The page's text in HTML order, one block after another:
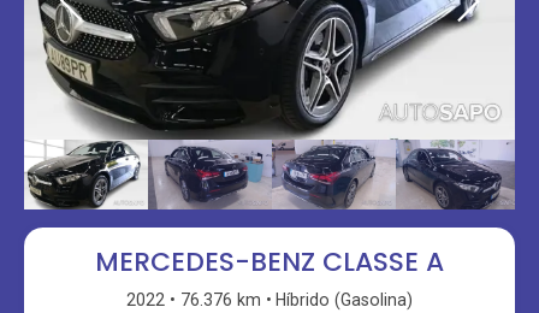
MERCEDES-BENZ CLASSE A
2022 76.376 km
Híbrido (Gasolina)